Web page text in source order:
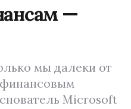
—
мы далеки от
финансовым
Microsoft